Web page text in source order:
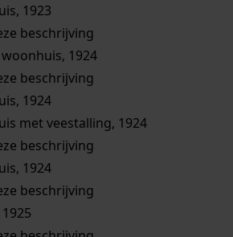
1923
beschrijving
1924
beschrijving
1924
met veestalling, 1924
beschrijving
1924
beschrijving